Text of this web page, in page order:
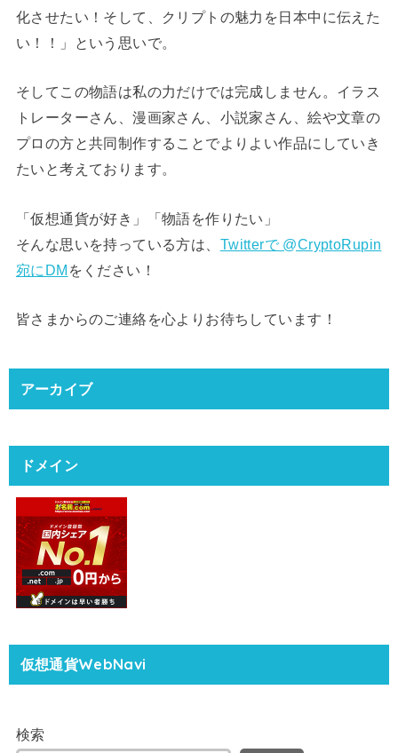
化させたい！そして、クリプトの魅力を日本中に伝えた
い！！」という思いで。
そしてこの物語は私の力だけでは完成しません。イラス
トレーターさん、漫画家さん、小説家さん、絵や文章の
プロの方と共同制作することでよりよい作品にしていき
たいと考えております。
「仮想通貨が好き」「物語を作りたい」
そんな思いを持っている方は、 Twitterで @CryptoRupin
宛にDM をください！
皆さまからのご連絡を心よりお待ちしています！
アーカイブ
ドメイン
仮想通貨WebNavi
検索